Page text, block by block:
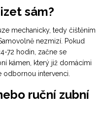
sám?
mechanicky, tedy čištěním
nezmizí. Pokud
72 hodin, začne se
kámen, který již domácími
odbornou intervenci.
ruční zubní